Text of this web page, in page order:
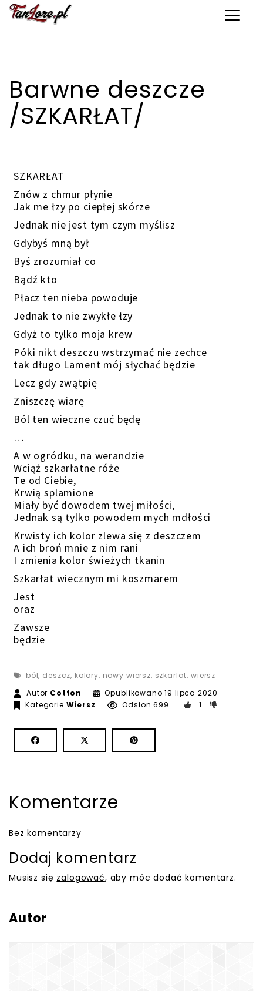
Toggle
Barwne deszcze
/SZKARŁAT/
SZKARŁAT
Znów z chmur płynie
Jak me łzy po ciepłej skórze
Jednak nie jest tym czym myślisz
Gdybyś mną był
Byś zrozumiał co
Bądź kto
Płacz ten nieba powoduje
Jednak to nie zwykłe łzy
Gdyż to tylko moja krew
Póki nikt deszczu wstrzymać nie zechce
tak długo Lament mój słychać będzie
Lecz gdy zwątpię
Zniszczę wiarę
Ból ten wieczne czuć będę
…
A w ogródku, na werandzie
Wciąż szkarłatne róże
Te od Ciebie,
Krwią splamione
Miały być dowodem twej miłości,
Jednak są tylko powodem mych mdłości
Krwisty ich kolor zlewa się z deszczem
A ich broń mnie z nim rani
I zmienia kolor świeżych tkanin
Szkarłat wiecznym mi koszmarem
Jest
oraz
Zawsze
będzie
ból, deszcz, kolory, nowy wiersz, szkarlat, wiersz
Autor Cotton Opublikowano19 lipca 2020
Kategorie Wiersz Odsłon 699 1
Komentarze
Bez komentarzy
Dodaj komentarz
Musisz się zalogować, aby móc dodać komentarz.
Autor